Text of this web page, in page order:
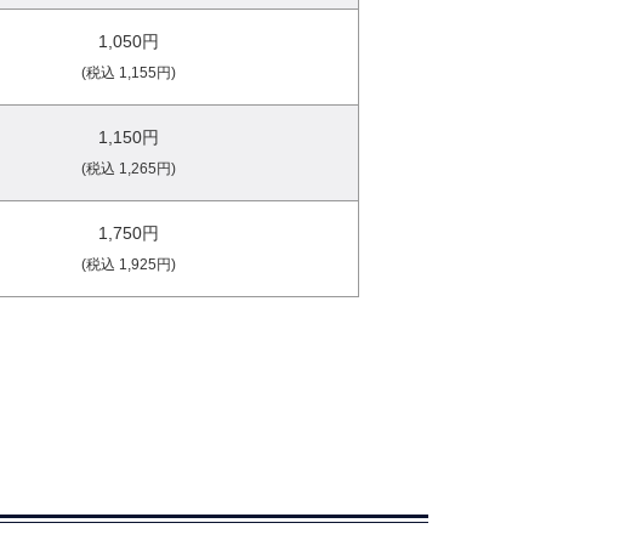
1,050円
(税込 1,155円)
1,150円
(税込 1,265円)
1,750円
(税込 1,925円)